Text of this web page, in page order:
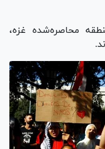
محاصره‌شده غزه،